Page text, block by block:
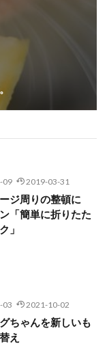
09 2019-03-31
ジ周りの整頓に
「簡単に折りたた
」
03 2021-10-02
ちゃんを新しいも
え